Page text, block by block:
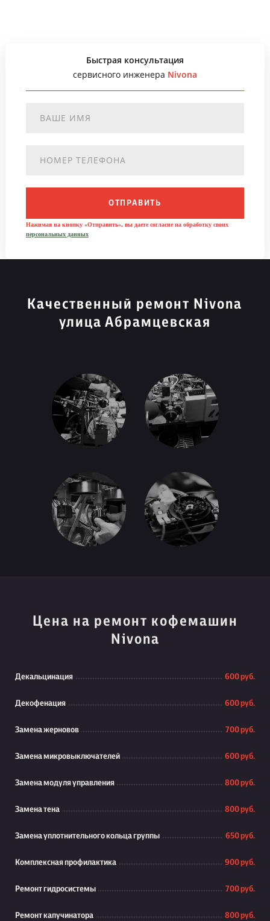
Быстрая консультация
сервисного инженера Nivona
ОТПРАВИТЬ
Нажимая на кнопку «Отправить», вы даете согласие на обработку своих
персональных данных
Качественный ремонт Nivona
улица Абрамцевская
Цена на ремонт кофемашин
Nivona
Декальцинация 600 руб.
Декофенация 600 руб.
Замена жерновов 700 руб.
Замена микровыключателей 600 руб.
Замена модуля управления 800 руб.
Замена тена 800 руб.
Замена уплотнительного кольца группы 650 руб.
Комплексная профилактика 900 руб.
Ремонт гидросистемы 700 руб.
Ремонт капучинатора 800 руб.